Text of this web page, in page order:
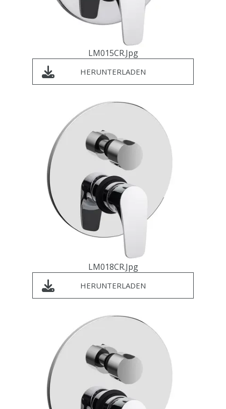
LM015CR.jpg
HERUNTERLADEN
LM018CR.jpg
HERUNTERLADEN